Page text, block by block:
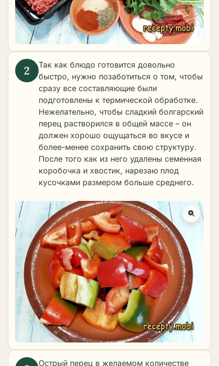
Так как блюдо готовится довольно
быстро, нужно позаботиться о том, чтобы
сразу все составляющие были
подготовлены к термической обработке.
Нежелательно, чтобы сладкий болгарский
перец растворился в общей массе – он
должен хорошо ощущаться во вкусе и
более-менее сохранить свою структуру.
После того как из него удалены семенная
коробочка и хвостик, нарезаю плод
кусочками размером больше среднего.
Острый перец в желаемом количестве